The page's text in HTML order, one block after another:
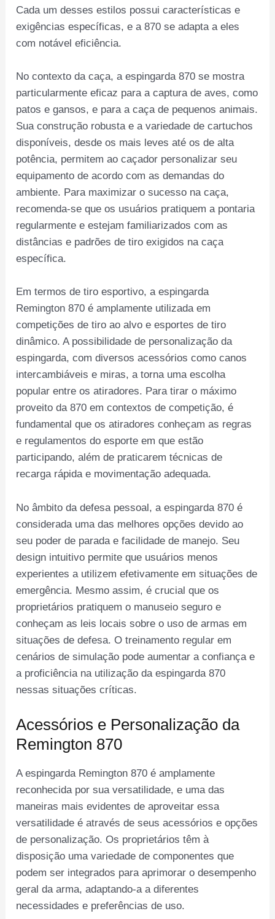
Cada um desses estilos possui características e
exigências específicas, e a 870 se adapta a eles
com notável eficiência.
No contexto da caça, a espingarda 870 se mostra
particularmente eficaz para a captura de aves, como
patos e gansos, e para a caça de pequenos animais.
Sua construção robusta e a variedade de cartuchos
disponíveis, desde os mais leves até os de alta
potência, permitem ao caçador personalizar seu
equipamento de acordo com as demandas do
ambiente. Para maximizar o sucesso na caça,
recomenda-se que os usuários pratiquem a pontaria
regularmente e estejam familiarizados com as
distâncias e padrões de tiro exigidos na caça
específica.
Em termos de tiro esportivo, a espingarda
Remington 870 é amplamente utilizada em
competições de tiro ao alvo e esportes de tiro
dinâmico. A possibilidade de personalização da
espingarda, com diversos acessórios como canos
intercambiáveis e miras, a torna uma escolha
popular entre os atiradores. Para tirar o máximo
proveito da 870 em contextos de competição, é
fundamental que os atiradores conheçam as regras
e regulamentos do esporte em que estão
participando, além de praticarem técnicas de
recarga rápida e movimentação adequada.
No âmbito da defesa pessoal, a espingarda 870 é
considerada uma das melhores opções devido ao
seu poder de parada e facilidade de manejo. Seu
design intuitivo permite que usuários menos
experientes a utilizem efetivamente em situações de
emergência. Mesmo assim, é crucial que os
proprietários pratiquem o manuseio seguro e
conheçam as leis locais sobre o uso de armas em
situações de defesa. O treinamento regular em
cenários de simulação pode aumentar a confiança e
a proficiência na utilização da espingarda 870
nessas situações críticas.
Acessórios e Personalização da
Remington 870
A espingarda Remington 870 é amplamente
reconhecida por sua versatilidade, e uma das
maneiras mais evidentes de aproveitar essa
versatilidade é através de seus acessórios e opções
de personalização. Os proprietários têm à
disposição uma variedade de componentes que
podem ser integrados para aprimorar o desempenho
geral da arma, adaptando-a a diferentes
necessidades e preferências de uso.